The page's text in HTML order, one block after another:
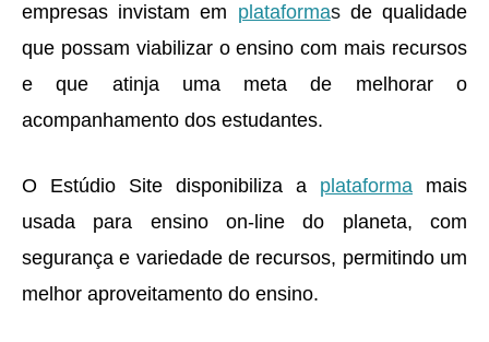
empresas invistam em plataformasde qualidade
que possam viabilizar o ensino com mais recursos
e que atinja uma meta de melhorar o
acompanhamento dos estudantes.
O Estúdio Site disponibiliza a plataforma mais
usada para ensino on-line do planeta, com
segurança e variedade de recursos, permitindo um
melhor aproveitamento do ensino.